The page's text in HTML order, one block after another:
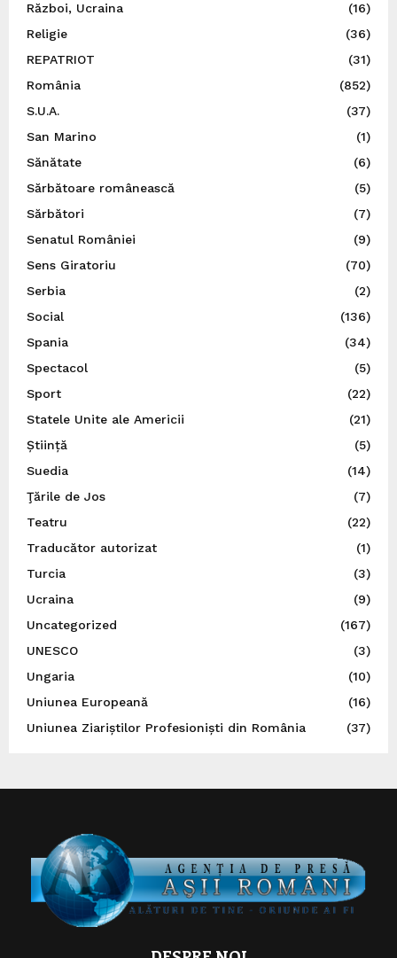
Război, Ucraina
(16)
Religie
(36)
REPATRIOT
(31)
România
(852)
S.U.A.
(37)
San Marino
(1)
Sănătate
(6)
Sărbătoare românească
(5)
Sărbători
(7)
Senatul României
(9)
Sens Giratoriu
(70)
Serbia
(2)
Social
(136)
Spania
(34)
Spectacol
(5)
Sport
(22)
Statele Unite ale Americii
(21)
Știință
(5)
Suedia
(14)
Ţările de Jos
(7)
Teatru
(22)
Traducător autorizat
(1)
Turcia
(3)
Ucraina
(9)
Uncategorized
(167)
UNESCO
(3)
Ungaria
(10)
Uniunea Europeană
(16)
Uniunea Ziariștilor Profesioniști din România
(37)